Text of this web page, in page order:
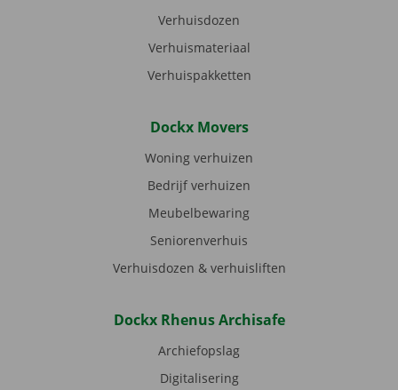
Verhuisdozen
Verhuismateriaal
Verhuispakketten
Dockx Movers
Woning verhuizen
Bedrijf verhuizen
Meubelbewaring
Seniorenverhuis
Verhuisdozen & verhuisliften
Dockx Rhenus Archisafe
Archiefopslag
Digitalisering